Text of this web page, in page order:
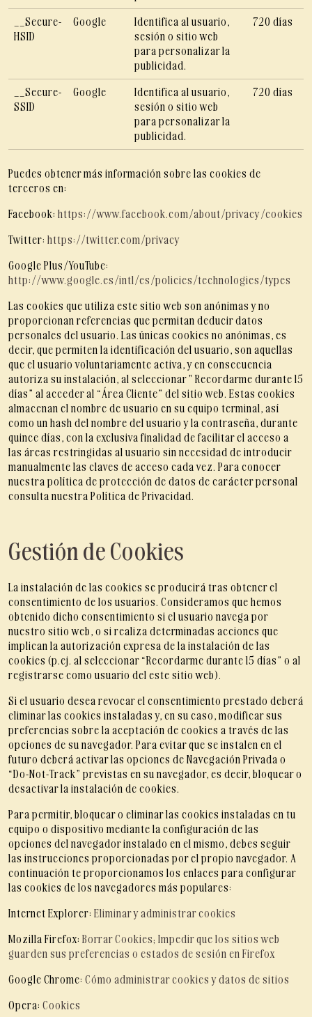
__Secure-
HSID
Google
Identifica al usuario,
sesión o sitio web
para personalizar la
publicidad.
720 días
__Secure-
SSID
Google
Identifica al usuario,
sesión o sitio web
para personalizar la
publicidad.
720 días
Puedes obtener más información sobre las cookies de
terceros en:
Facebook: https://www.facebook.com/about/privacy/cookies
Twitter: https://twitter.com/privacy
Google Plus/YouTube:
http://www.google.es/intl/es/policies/technologies/types
Las cookies que utiliza este sitio web son anónimas y no
proporcionan referencias que permitan deducir datos
personales del usuario. Las únicas cookies no anónimas, es
decir, que permiten la identificación del usuario, son aquellas
que el usuario voluntariamente activa, y en consecuencia
autoriza su instalación, al seleccionar " Recordarme durante 15
días” al acceder al “Área Cliente” del sitio web. Estas cookies
almacenan el nombre de usuario en su equipo terminal, así
como un hash del nombre del usuario y la contraseña, durante
quince días, con la exclusiva finalidad de facilitar el acceso a
las áreas restringidas al usuario sin necesidad de introducir
manualmente las claves de acceso cada vez. Para conocer
nuestra política de protección de datos de carácter personal
consulta nuestra Política de Privacidad.
Gestión de Cookies
La instalación de las cookies se producirá tras obtener el
consentimiento de los usuarios. Consideramos que hemos
obtenido dicho consentimiento si el usuario navega por
nuestro sitio web, o si realiza determinadas acciones que
implican la autorización expresa de la instalación de las
cookies (p.ej. al seleccionar “Recordarme durante 15 días” o al
registrarse como usuario del este sitio web).
Si el usuario desea revocar el consentimiento prestado deberá
eliminar las cookies instaladas y, en su caso, modificar sus
preferencias sobre la aceptación de cookies a través de las
opciones de su navegador. Para evitar que se instalen en el
futuro deberá activar las opciones de Navegación Privada o
“Do-Not-Track” previstas en su navegador, es decir, bloquear o
desactivar la instalación de cookies.
Para permitir, bloquear o eliminar las cookies instaladas en tu
equipo o dispositivo mediante la configuración de las
opciones del navegador instalado en el mismo, debes seguir
las instrucciones proporcionadas por el propio navegador. A
continuación te proporcionamos los enlaces para configurar
las cookies de los navegadores más populares:
Internet Explorer: Eliminar y administrar cookies
Mozilla Firefox: Borrar Cookies; Impedir que los sitios web
guarden sus preferencias o estados de sesión en Firefox
Google Chrome: Cómo administrar cookies y datos de sitios
Opera: Cookies